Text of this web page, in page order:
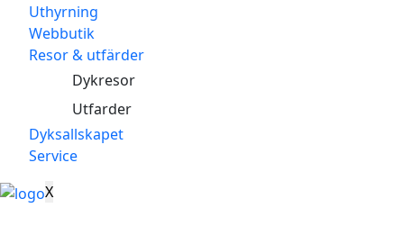
Uthyrning
Webbutik
Resor & utfärder
Dykresor
Utfarder
Dyksallskapet
Service
X